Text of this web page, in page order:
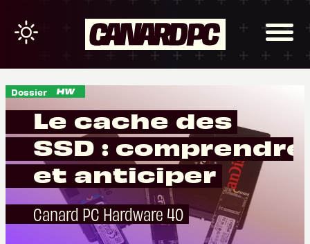
Dossier
Le cache des
SSD : comprendre
et anticiper
Canard PC Hardware 40